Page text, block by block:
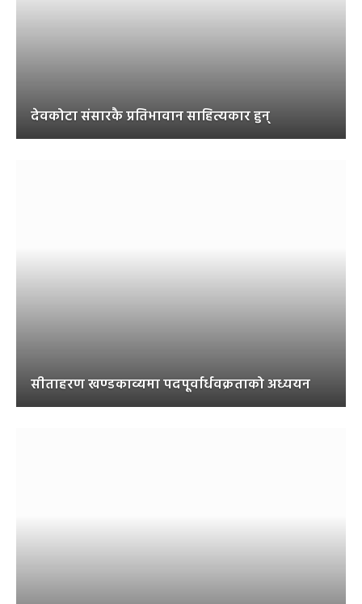
देवकोटा संसारकै प्रतिभावान साहित्यकार हुन्
सीताहरण खण्डकाव्यमा पदपूर्वार्धवक्रताको अध्ययन